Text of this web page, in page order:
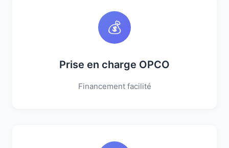
💰
Prise en charge OPCO
Financement facilité